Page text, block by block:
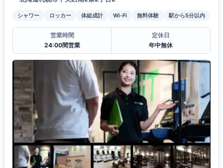
シャワー ロッカー 体組成計 Wi-Fi 無料体験 駅から5分以内
営業時間
24:00間営業
定休日
年中無休